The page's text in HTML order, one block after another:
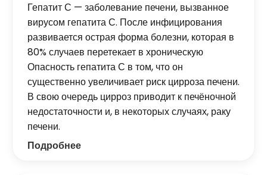
Гепатит С — заболевание печени, вызванное
вирусом гепатита С. После инфицирования
развивается острая форма болезни, которая в
80% случаев перетекает в хроническую
Опасность гепатита С в том, что он
существенно увеличивает риск цирроза печени.
В свою очередь цирроз приводит к печёночной
недостаточности и, в некоторых случаях, раку
печени.
Подробнее